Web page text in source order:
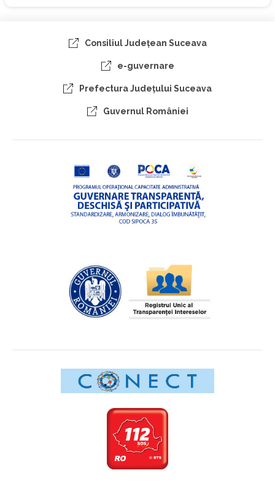
Consiliul Judeţean Suceava
e-guvernare
Prefectura Judeţului Suceava
Guvernul României